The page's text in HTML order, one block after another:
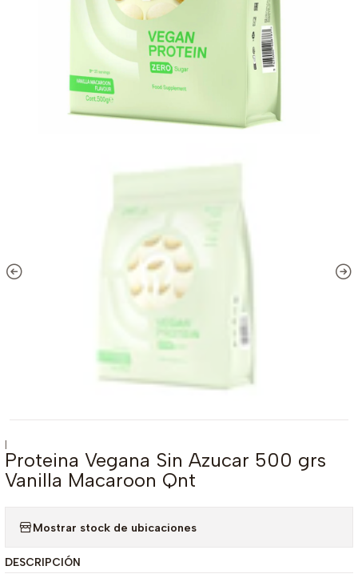
|
Proteina Vegana Sin Azucar 500 grs
Vanilla Macaroon Qnt
Mostrar stock de ubicaciones
DESCRIPCIÓN